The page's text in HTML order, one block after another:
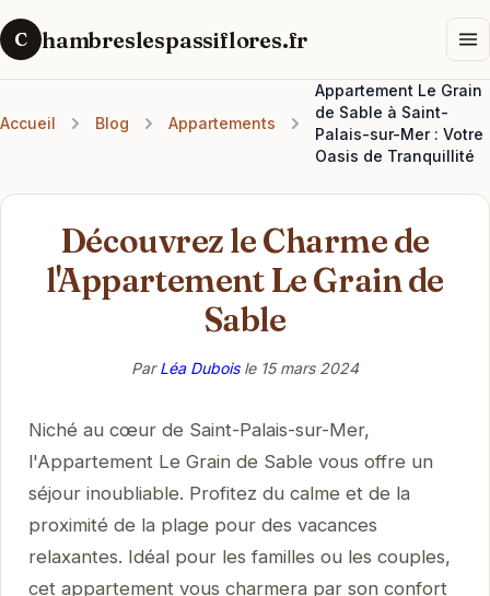
C hambreslespassiflores.fr
Accueil Blog Appartements
Appartement Le Grain
de Sable à Saint-
Palais-sur-Mer : Votre
Oasis de Tranquillité
Découvrez le Charme de
l'Appartement Le Grain de
Sable
ParLéa Duboisle 15 mars 2024
Niché au cœur de Saint-Palais-sur-Mer,
l'Appartement Le Grain de Sable vous offre un
séjour inoubliable. Profitez du calme et de la
proximité de la plage pour des vacances
relaxantes. Idéal pour les familles ou les couples,
cet appartement vous charmera par son confort